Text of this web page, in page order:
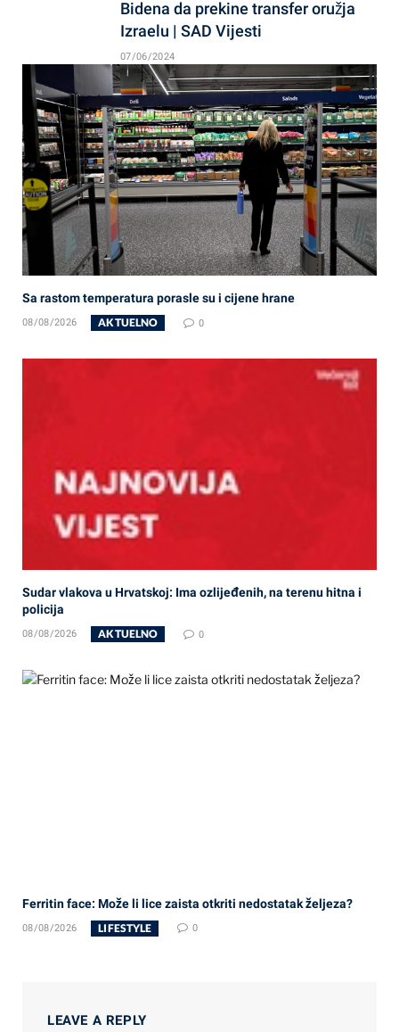
Bidena da prekine transfer oružja
Izraelu | SAD Vijesti
07/06/2024
Sa rastom temperatura porasle su i cijene hrane
08/08/2026 AKTUELNO 0
Sudar vlakova u Hrvatskoj: Ima ozlijeđenih, na terenu hitna i
policija
08/08/2026 AKTUELNO 0
Ferritin face: Može li lice zaista otkriti nedostatak željeza?
08/08/2026 LIFESTYLE 0
LEAVE A REPLY